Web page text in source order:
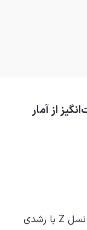
از آمار
در حالی که همه از مرگ سینما حرف می‌زدند، نسل Z با رشدی